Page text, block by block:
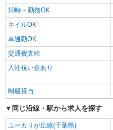
10時～勤務OK
ネイルOK
車通勤OK
交通費支給
入社祝い金あり
制服貸与
同じ沿線・駅から求人を探す
ユーカリが丘線(千葉県)